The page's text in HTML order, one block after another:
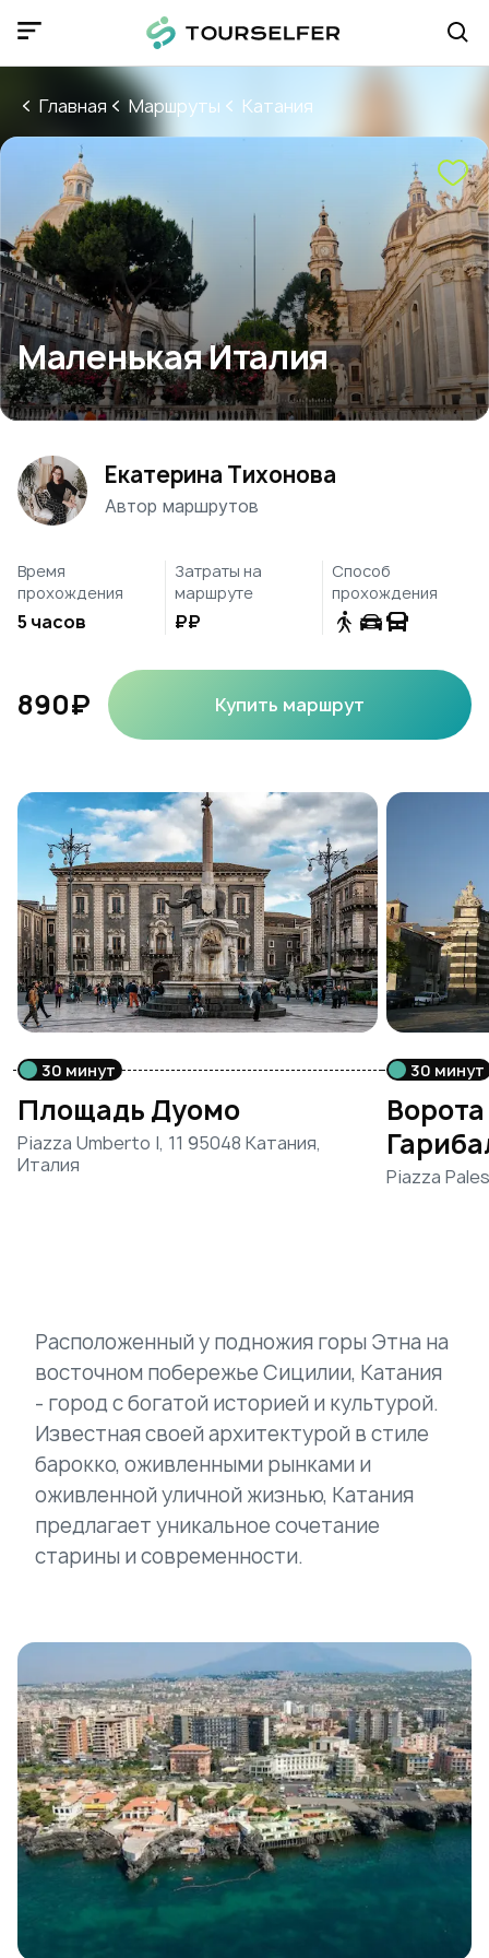
Главная Маршруты Катания
Маленькая Италия
Екатерина Тихонова
Автор маршрутов
Время
прохождения
5 часов
Затраты на
маршруте
₽₽
Способ
прохождения
890₽ Купить маршрут
30 минут
Площадь Дуомо
Piazza Umberto I, 11 95048 Катания,
Италия
30 минут
Piazza
Расположенный у подножия горы Этна на
восточном побережье Сицилии, Катания
- город с богатой историей и культурой.
Известная своей архитектурой в стиле
барокко, оживленными рынками и
оживленной уличной жизнью, Катания
предлагает уникальное сочетание
старины и современности.